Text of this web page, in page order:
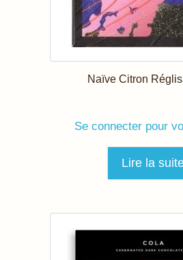
Naïve Citron
Se connecter pour
Lire la